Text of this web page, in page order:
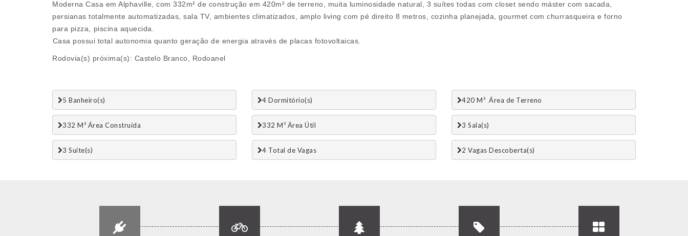
Moderna Casa em Alphaville, com 332m² de construção em 420m² de terreno, muita luminosidade natural, 3 suítes todas com closet sendo máster com sacada,
persianas totalmente automatizadas, sala TV, ambientes climatizados, amplo living com pé direito 8 metros, cozinha planejada, gourmet com churrasqueira e forno
para pizza, ⁠piscina aquecida.
⁠Casa possui total autonomia quanto geração de energia através de placas fotovoltaicas.
Rodovia(s) próxima(s): Castelo Branco, Rodoanel
5 Banheiro(s)
332 M² Área Construída
3 Suí­te(s)
4 Dormitório(s)
332 M² Área Útil
4 Total de Vagas
420 M²  Área de Terreno
3 Sala(s)
2 Vagas Descoberta(s)